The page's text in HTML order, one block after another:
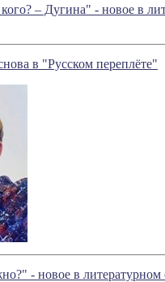
– Дугина" - новое в
в "Русском переплёте"
- новое в